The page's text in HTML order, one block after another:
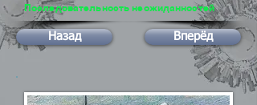
Последовательность неожиданностей
Назад Вперёд